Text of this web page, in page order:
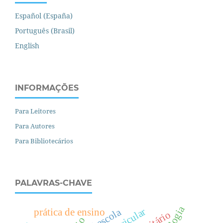
Español (España)
Português (Brasil)
English
INFORMAÇÕES
Para Leitores
Para Autores
Para Bibliotecários
PALAVRAS-CHAVE
prática de ensino